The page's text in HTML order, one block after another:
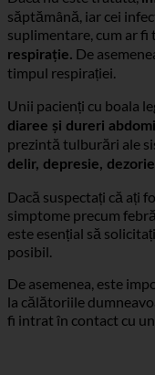
Dacă nu este tratată,
săptămână, iar cei
suplimentare, cum ar fi
respirație.De
Unii pacienți cu boala
diaree și dureri
prezintă tulburări ale
Dacă suspectați că ați
simptome precum
este esențial să
De asemenea, este
la călătoriile